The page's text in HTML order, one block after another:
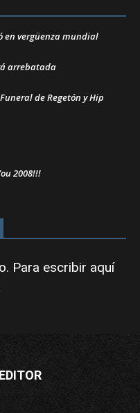
en vergüenza mundial
arrebatada
de Regetón y Hip
2008!!!
Para escribir aquí